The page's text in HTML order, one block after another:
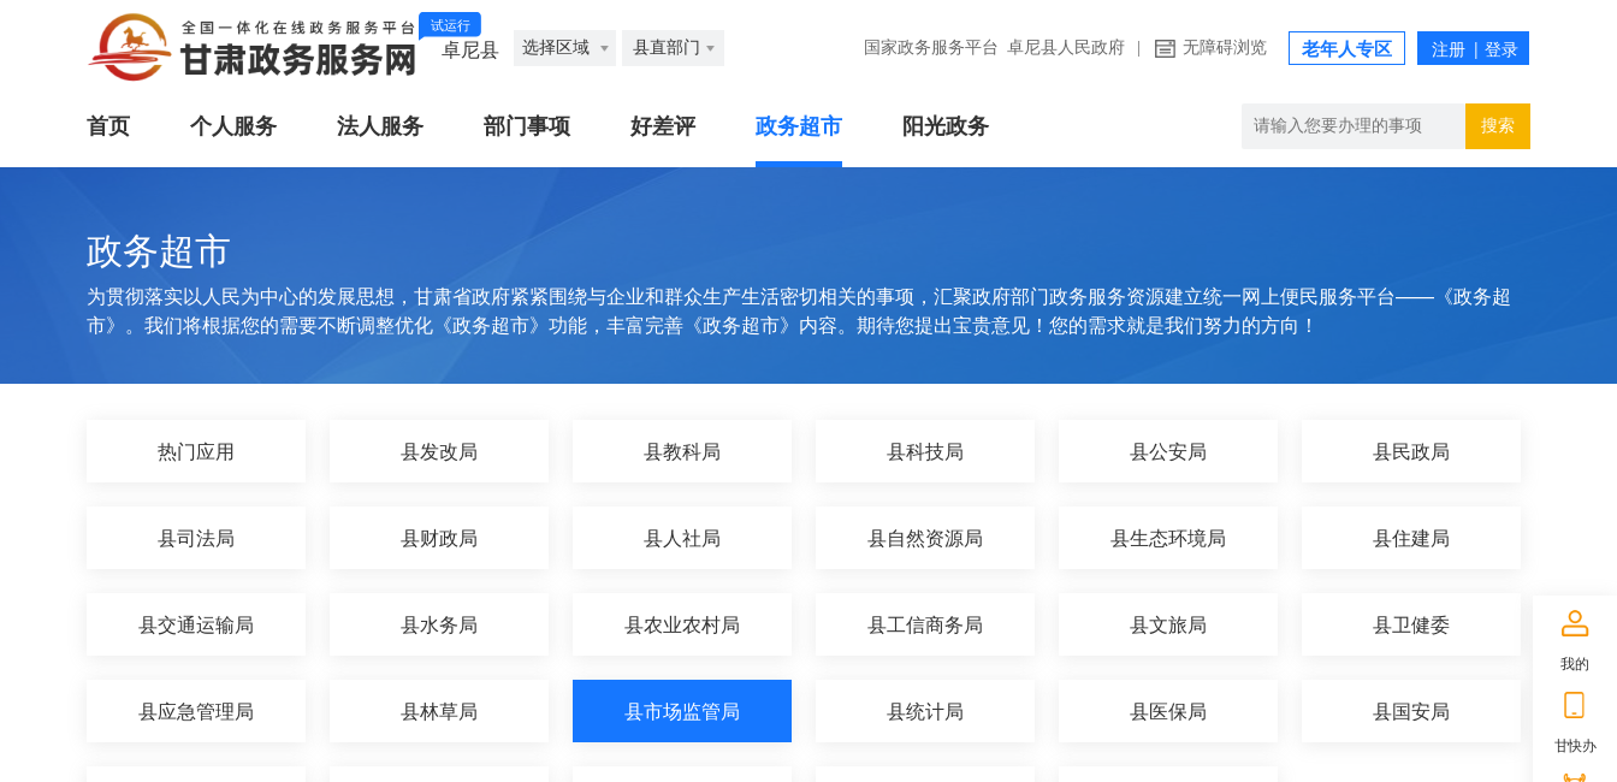
试运行
卓尼县 选择区域 县直部门 国家政务服务平台 卓尼县人民政府 无障碍浏览 老年人专区
首页 个人服务 法人服务 部门事项 好差评 政务超市 阳光政务 搜索
政务超市
为贯彻落实以人民为中心的发展思想，甘肃省政府紧紧围绕与企业和群众生产生活密切相关的事项，汇聚政府部门政务服务资源建立统一网上便民服务平台——《政务超
市》。我们将根据您的需要不断调整优化《政务超市》功能，丰富完善《政务超市》内容。期待您提出宝贵意见！您的需求就是我们努力的方向！
热门应用 县发改局 县教科局 县科技局 县公安局 县民政局
县司法局 县财政局 县人社局 县自然资源局 县生态环境局 县住建局
县交通运输局 县水务局 县农业农村局 县工信商务局 县文旅局 县卫健委
县应急管理局 县林草局 县市场监管局 县统计局 县医保局 县国安局
我的
甘快办